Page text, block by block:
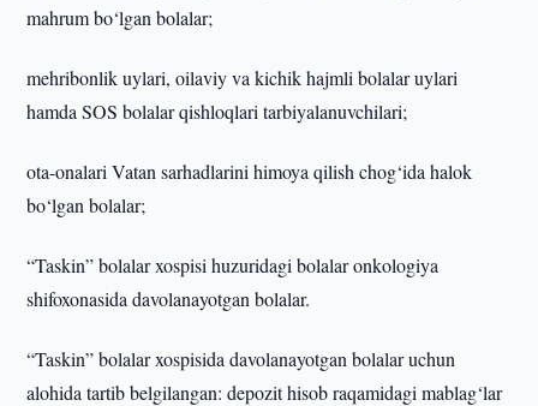
mahrum bo‘lgan bolalar;
mehribonlik uylari, oilaviy va kichik hajmli bolalar uylari
hamda SOS bolalar qishloqlari tarbiyalanuvchilari;
ota-onalari Vatan sarhadlarini himoya qilish chog‘ida halok
bo‘lgan bolalar;
“Taskin” bolalar xospisi huzuridagi bolalar onkologiya
shifoxonasida davolanayotgan bolalar.
“Taskin” bolalar xospisida davolanayotgan bolalar uchun
alohida tartib belgilangan: depozit hisob raqamidagi mablag‘lar